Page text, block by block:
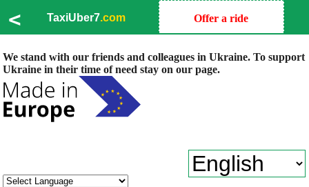
< TaxiUber7.com Offer a ride
We stand with our friends and colleagues in Ukraine. To support
Ukraine in their time of need stay on our page.